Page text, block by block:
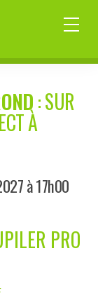
: SUR
À
à 17h00
PRO